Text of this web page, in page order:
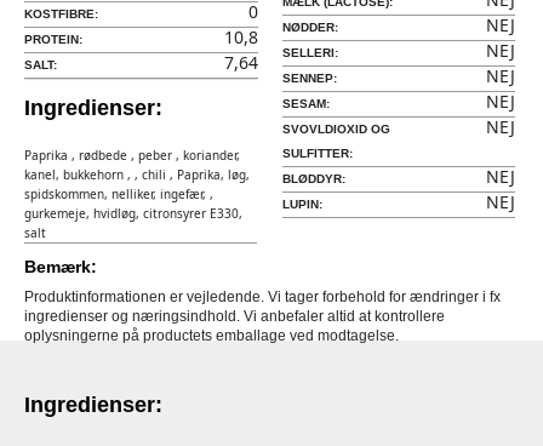
KOSTFIBRE: 0
PROTEIN: 10,8
SALT: 7,64
Ingredienser:
Paprika , rødbede , peber , koriander,
kanel, bukkehorn , , chili , Paprika, løg,
spidskommen, nelliker, ingefær, ,
gurkemeje, hvidløg, citronsyrer E330,
salt
NØDDER: NEJ
SELLERI: NEJ
SENNEP: NEJ
SESAM: NEJ
SVOVLDIOXID OG
SULFITTER:
NEJ
BLØDDYR: NEJ
LUPIN: NEJ
Bemærk:
Produktinformationen er vejledende. Vi tager forbehold for ændringer i fx
ingredienser og næringsindhold. Vi anbefaler altid at kontrollere
oplysningerne på productets emballage ved modtagelse.
Ingredienser: